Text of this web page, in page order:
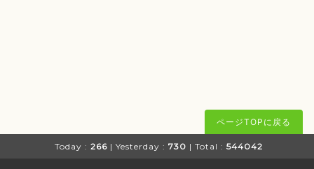
ページTOPに戻る
Today : 266 | Yesterday : 730 | Total : 544042